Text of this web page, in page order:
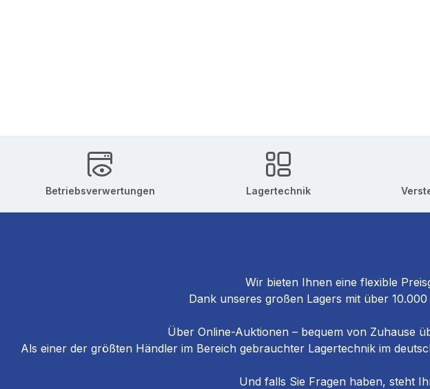
Betriebsverwertungen Lagertechnik
Wir bieten Ihnen eine flexible
Dank unseres großen Lagers mit über
Über Online-Auktionen – bequem von Zuhause
Als einer der größten Händler im Bereich gebrauchter Lagertechnik im
Und falls Sie Fragen haben, steht